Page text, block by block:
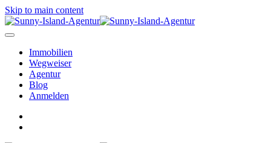
Skip to main content
Immobilien
Wegweiser
Agentur
Blog
Anmelden